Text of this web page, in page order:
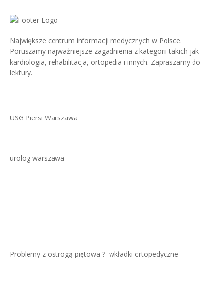
Największe centrum informacji medycznych w Polsce.
Poruszamy najważniejsze zagadnienia z kategorii takich jak
kardiologia, rehabilitacja, ortopedia i innych. Zapraszamy do
lektury.
USG Piersi Warszawa
urolog warszawa
Problemy z ostrogą piętowa ? wkładki ortopedyczne